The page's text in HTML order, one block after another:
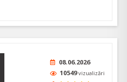
08.06.2026
10549vizualizări